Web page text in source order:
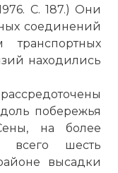
С. 187.) Они
соединений
транспортных
находились
побережья
на более
всего шесть
высадки